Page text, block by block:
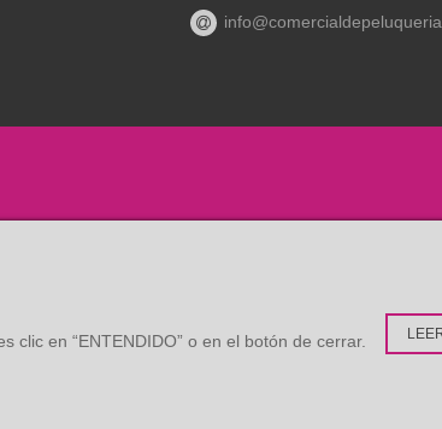
clic en “ENTENDIDO” o en el botón de cerrar.